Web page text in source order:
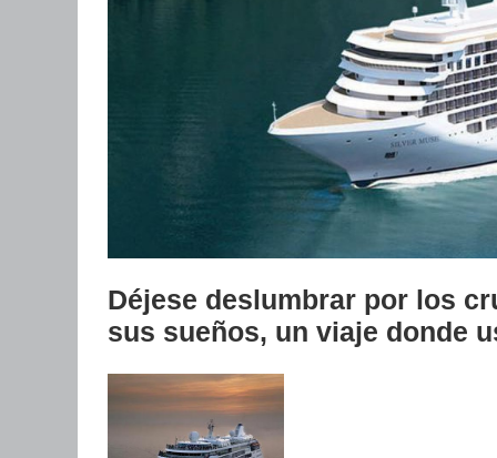
Déjese deslumbrar por los
sus sueños, un viaje donde